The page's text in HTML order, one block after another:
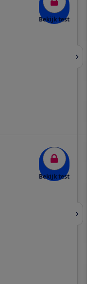
Bekijk test
Bekijk test